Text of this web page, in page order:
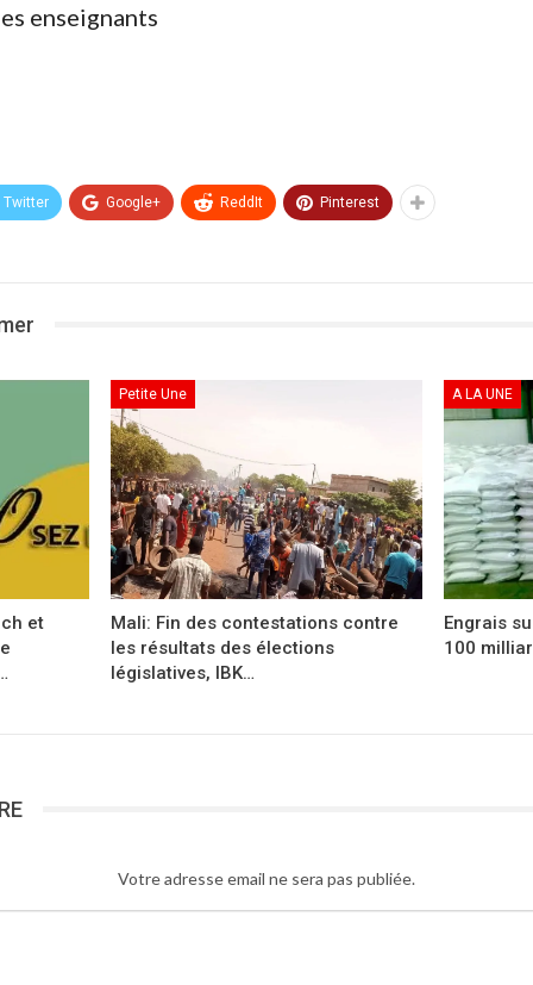
enseignants
Twitter Google+ ReddIt Pinterest
et
Petite Une
Mali: Fin des contestations contre
les résultats des élections
législatives, IBK…
A LA UNE
Engrais
100
Votre adresse email ne sera pas publiée.